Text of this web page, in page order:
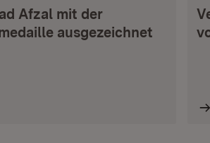
Afzal mit der
ausgezeichnet